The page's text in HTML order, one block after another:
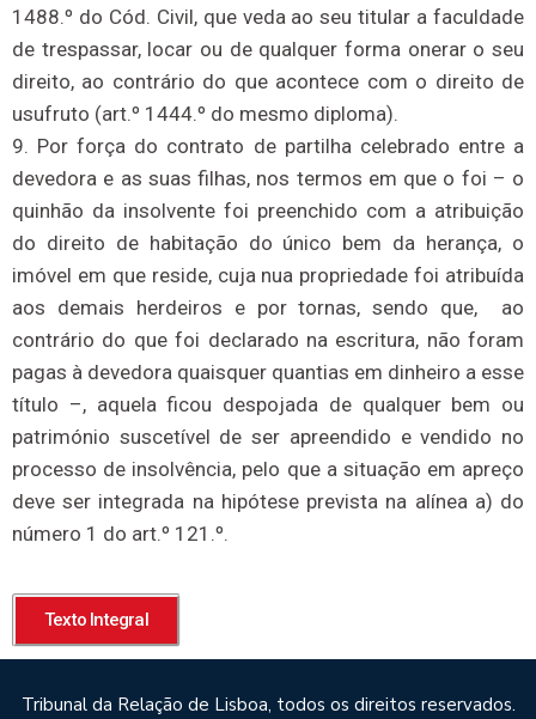
1488.º do Cód. Civil, que veda ao seu titular a faculdade
de trespassar, locar ou de qualquer forma onerar o seu
direito, ao contrário do que acontece com o direito de
usufruto (art.º 1444.º do mesmo diploma).
9. Por força do contrato de partilha celebrado entre a
devedora e as suas filhas, nos termos em que o foi – o
quinhão da insolvente foi preenchido com a atribuição
do direito de habitação do único bem da herança, o
imóvel em que reside, cuja nua propriedade foi atribuída
aos demais herdeiros e por tornas, sendo que, ao
contrário do que foi declarado na escritura, não foram
pagas à devedora quaisquer quantias em dinheiro a esse
título –, aquela ficou despojada de qualquer bem ou
património suscetível de ser apreendido e vendido no
processo de insolvência, pelo que a situação em apreço
deve ser integrada na hipótese prevista na alínea a) do
número 1 do art.º 121.º.
Texto Integral
Tribunal da Relação de Lisboa, todos os direitos reservados.